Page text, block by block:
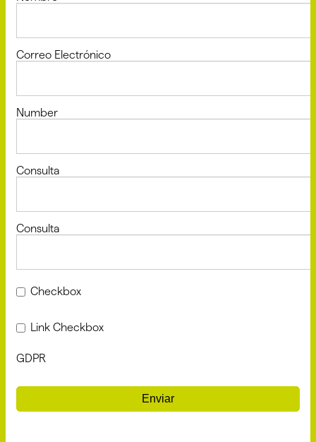
Correo Electrónico
Number
Consulta
Consulta
Checkbox
Link Checkbox
GDPR
Enviar